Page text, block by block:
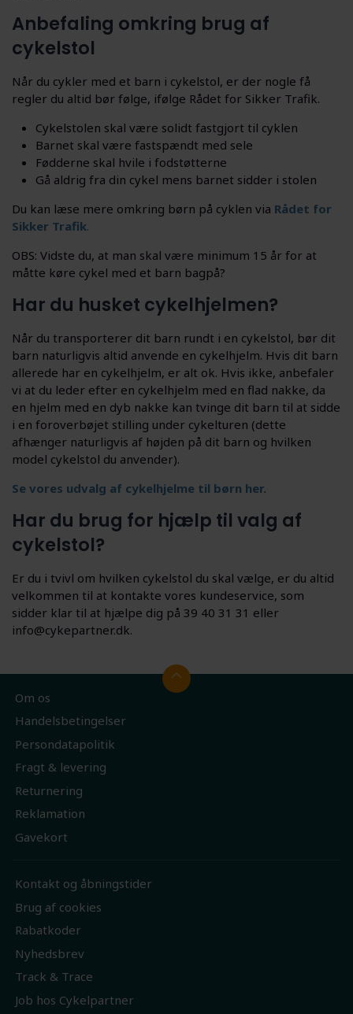
Anbefaling omkring brug af
cykelstol
Når du cykler med et barn i cykelstol, er der nogle få
regler du altid bør følge, ifølge Rådet for Sikker Trafik.
Cykelstolen skal være solidt fastgjort til cyklen
Barnet skal være fastspændt med sele
Fødderne skal hvile i fodstøtterne
Gå aldrig fra din cykel mens barnet sidder i stolen
Du kan læse mere omkring børn på cyklen via Rådet for
Sikker Trafik.
OBS: Vidste du, at man skal være minimum 15 år for at
måtte køre cykel med et barn bagpå?
Har du husket cykelhjelmen?
Når du transporterer dit barn rundt i en cykelstol, bør dit
barn naturligvis altid anvende en cykelhjelm. Hvis dit barn
allerede har en cykelhjelm, er alt ok. Hvis ikke, anbefaler
vi at du leder efter en cykelhjelm med en flad nakke, da
en hjelm med en dyb nakke kan tvinge dit barn til at sidde
i en foroverbøjet stilling under cykelturen (dette
afhænger naturligvis af højden på dit barn og hvilken
model cykelstol du anvender).
Se vores udvalg af cykelhjelme til børn her.
Har du brug for hjælp til valg af
cykelstol?
Er du i tvivl om hvilken cykelstol du skal vælge, er du altid
velkommen til at kontakte vores kundeservice, som
sidder klar til at hjælpe dig på 39 40 31 31 eller
info@cykepartner.dk.
Om os
Handelsbetingelser
Persondatapolitik
Fragt & levering
Returnering
Reklamation
Gavekort
Kontakt og åbningstider
Brug af cookies
Rabatkoder
Nyhedsbrev
Track & Trace
Job hos Cykelpartner